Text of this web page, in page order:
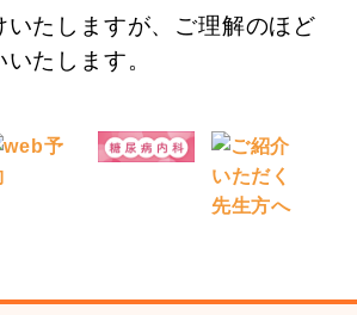
いたしますが、ご理解のほど
たします。